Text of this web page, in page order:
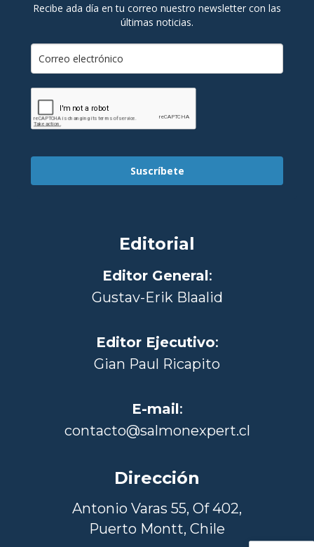
Recibe ada día en tu correo nuestro newsletter con las
últimas noticias.
Suscríbete
Editorial
Editor General:
Gustav-Erik Blaalid
Editor Ejecutivo:
Gian Paul Ricapito
E-mail:
contacto@salmonexpert.cl
Dirección
Antonio Varas 55, Of 402,
Puerto Montt, Chile